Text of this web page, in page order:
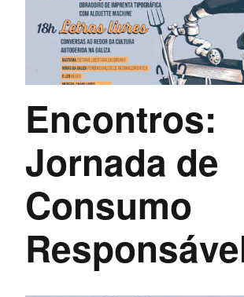
Encontros:
Jornada de
Consumo